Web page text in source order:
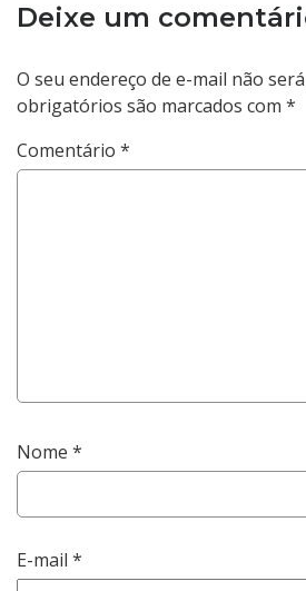
Deixe um
O seu endereço de e-mail não
obrigatórios são marcados com *
Comentário *
Nome *
E-mail *